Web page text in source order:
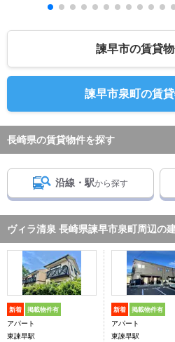
諫早市の賃貸
諫早市泉町の賃
長崎県の賃貸物件を探す
沿線・駅から探す
ヴィラ清泉 長崎県諫早市泉町周辺の
新着 掲載物件有
アパート
東諫早駅
新着 掲載物件有
アパート
東諫早駅